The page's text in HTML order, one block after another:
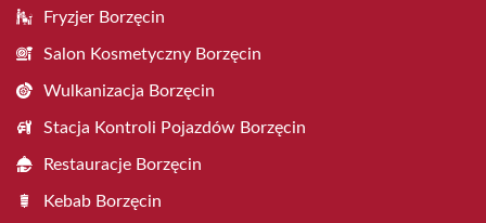
Fryzjer Borzęcin
Salon Kosmetyczny Borzęcin
Wulkanizacja Borzęcin
Stacja Kontroli Pojazdów Borzęcin
Restauracje Borzęcin
Kebab Borzęcin